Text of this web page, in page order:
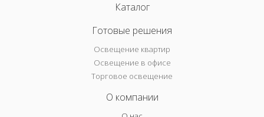
Каталог
Готовые решения
Освещение квартир
Освещение в офисе
Торговое освещение
О компании